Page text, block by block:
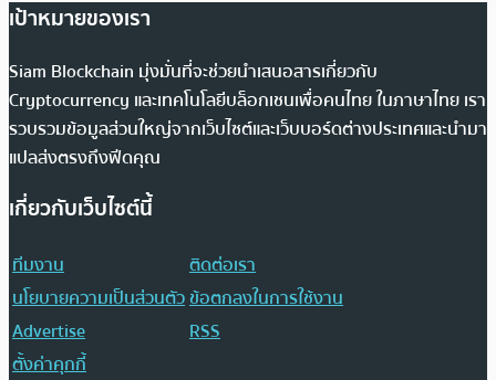
เป้าหมายของเรา
Siam Blockchain มุ่งมั่นที่จะช่วยนำเสนอสารเกี่ยวกับ
Cryptocurrency และเทคโนโลยีบล็อกเชนเพื่อคนไทย ในภาษาไทย เรา
รวบรวมข้อมูลส่วนใหญ่จากเว็บไซต์และเว็บบอร์ดต่างประเทศและนำมา
แปลส่งตรงถึงฟีดคุณ
เกี่ยวกับเว็บไซต์นี้
ทีมงาน
ติดต่อเรา
นโยบายความเป็นส่วนตัวข้อตกลงในการใช้งาน
Advertise
RSS
ตั้งค่าคุกกี้